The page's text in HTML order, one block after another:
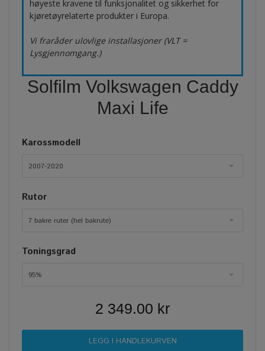
høyeste kravene til funksjonalitet og sikkerhet for
kjøretøyrelaterte produkter i Europa.
Vi fraråder ulovlige installasjoner (VLT =
Lysgjennomgang.)
Solfilm Volkswagen Caddy
Maxi Life
Karossmodell
2007-2020
Rutor
7 bakre ruter (hel bakrute)
Toningsgrad
95%
2 349.00 kr